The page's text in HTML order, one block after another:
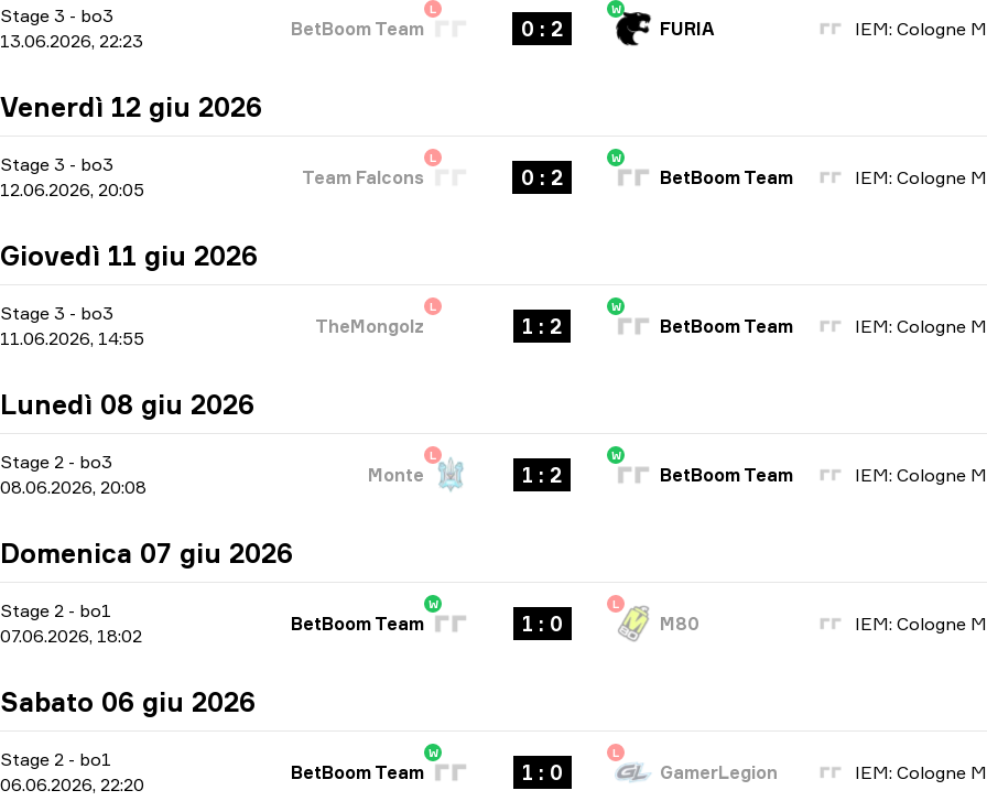
Stage 3 - bo3
13.06.2026, 22:23
L
BetBoom Team 0 : 2
W
FURIA
Venerdì 12 giu 2026
Stage 3 - bo3
12.06.2026, 20:05
L
Team Falcons 0 : 2
W
BetBoom Team
Giovedì 11 giu 2026
Stage 3 - bo3
11.06.2026, 14:55
L
TheMongolz 1 : 2
W
BetBoom Team
Lunedì 08 giu 2026
Stage 2 - bo3
08.06.2026, 20:08
L
Monte 1 : 2
W
BetBoom Team
Domenica 07 giu 2026
Stage 2 - bo1
07.06.2026, 18:02
W
BetBoom Team 1 : 0
L
M80
Sabato 06 giu 2026
Stage 2 - bo1
06.06.2026, 22:20
W
BetBoom Team 1 : 0
L
GamerLegion